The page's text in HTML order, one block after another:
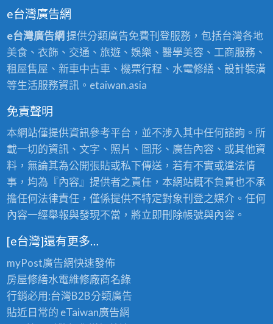
e台灣廣告網
e台灣廣告網提供分類廣告免費刊登服務，包括台灣各地
美食、衣飾、交通、旅遊、娛樂、醫學美容、工商服務、
租屋售屋、新車中古車、機票行程、水電修繕、設計裝潢
等生活服務資訊。etaiwan.asia
免責聲明
本網站僅提供資訊參考平台，並不涉入其中任何諮詢。所
載一切的資訊、文字、照片、圖形、廣告內容、或其他資
料，無論其為公開張貼或私下傳送，若有不實或違法情
事，均為『內容』提供者之責任，本網站概不負責也不承
擔任何法律責任，僅係提供不特定對象刊登之媒介。任何
內容一經舉報與發現不當，將立即刪除帳號與內容。
[e台灣]還有更多…
myPost廣告網快速發佈
房屋修繕水電維修廠商名錄
行銷必用:台灣B2B分類廣告
貼近日常的 eTaiwan廣告網